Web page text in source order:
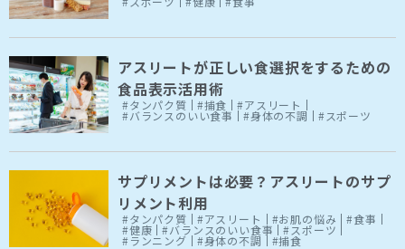
アスリートが正しい食選択をするための
食品表示活用術
#タンパク質 #捕食 #アスリート
#バランスのいい食事 #身体の不調 #スポーツ
サプリメントは必要？アスリートのサプ
リメント利用
#タンパク質 #アスリート #お肌の悩み #食事
#健康 #バランスのいい食事 #スポーツ
#ランニング #身体の不調 #捕食